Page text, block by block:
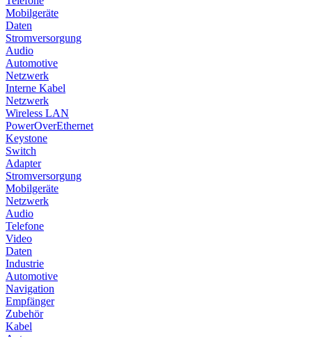
Mobilgeräte
Daten
Stromversorgung
Audio
Automotive
Netzwerk
Interne Kabel
Netzwerk
Wireless LAN
PowerOverEthernet
Keystone
Switch
Adapter
Stromversorgung
Mobilgeräte
Netzwerk
Audio
Telefone
Video
Daten
Industrie
Automotive
Navigation
Empfänger
Zubehör
Kabel